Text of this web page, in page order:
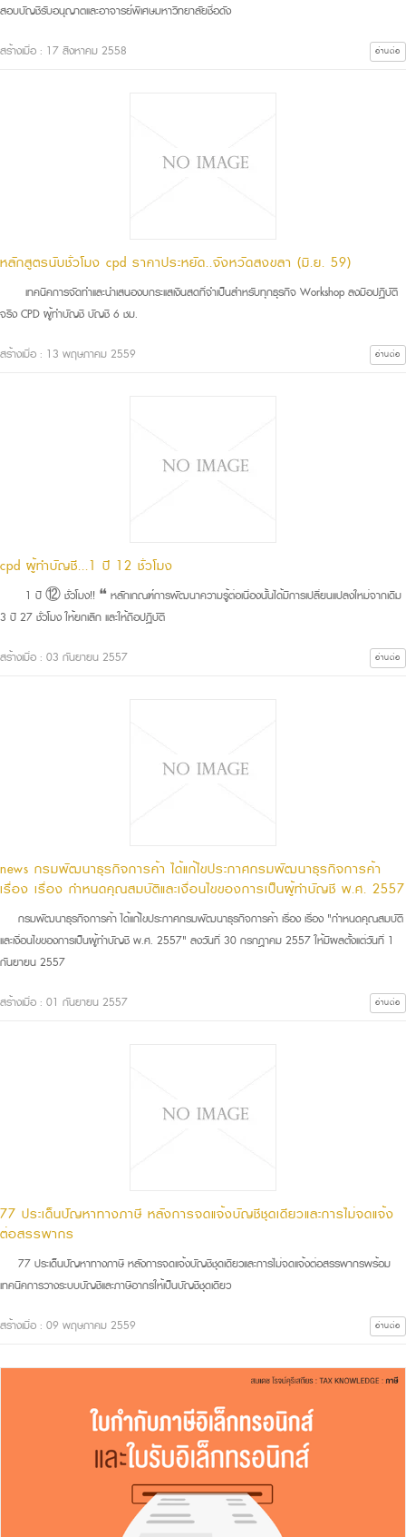
สอบบัญชีรับอนุญาตและอาจารย์พิเศษมหาวิทยาลัยชื่อดัง
สร้างเมื่อ : 17 สิงหาคม 2558 อ่านต่อ
หลักสูตรนับชั่วโมง cpd ราคาประหยัด..จังหวัดสงขลา (มิ.ย. 59)
เทคนิคการจัดทำและนำเสนองบกระแสเงินสดที่จำเป็นสำหรับทุกธุรกิจ Workshop ลงมือปฏิบัติ
จริง CPD ผู้ทำบัญชี บัญชี 6 ชม.
สร้างเมื่อ : 13 พฤษภาคม 2559 อ่านต่อ
cpd ผู้ทำบัญชี...1 ปี 12 ชั่วโมง
1 ปี ⑫ ชั่วโมง!! ❝ หลักเกณฑ์การพัฒนาความรู้ต่อเนื่องนั้นได้มีการเปลี่ยนแปลงใหม่จากเดิม
3 ปี 27 ชั่วโมง ให้ยกเลิก และให้ถือปฏิบัติ
สร้างเมื่อ : 03 กันยายน 2557 อ่านต่อ
news กรมพัฒนาธุรกิจการค้า ได้แก้ไขประกาศกรมพัฒนาธุรกิจการค้า
เรื่อง เรื่อง กำหนดคุณสมบัติและเงื่อนไขของการเป็นผู้ทำบัญชี พ.ศ. 2557
กรมพัฒนาธุรกิจการค้า ได้แก้ไขประกาศกรมพัฒนาธุรกิจการค้า เรื่อง เรื่อง "กำหนดคุณสมบัติ
และเงื่อนไขของการเป็นผู้ทำบัญชี พ.ศ. 2557" ลงวันที่ 30 กรกฎาคม 2557 ให้มีผลตั้งแต่วันที่ 1
กันยายน 2557
สร้างเมื่อ : 01 กันยายน 2557 อ่านต่อ
77 ประเด็นปัญหาทางภาษี หลังการจดแจ้งบัญชีชุดเดียวและการไม่จดแจ้ง
ต่อสรรพากร
77 ประเด็นปัญหาทางภาษี หลังการจดแจ้งบัญชีชุดเดียวและการไม่จดแจ้งต่อสรรพากรพร้อม
เทคนิคการวางระบบบัญชีและภาษีอากรให้เป็นบัญชีชุดเดียว
สร้างเมื่อ : 09 พฤษภาคม 2559 อ่านต่อ